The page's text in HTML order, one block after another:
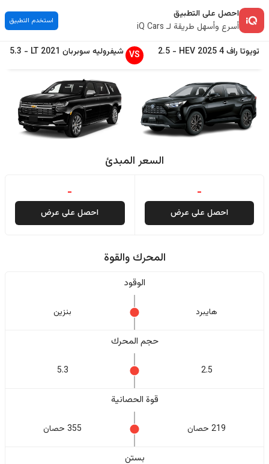
احصل على التطبيق
أسرع وأسهل طريقة لـ iQ Cars
استخدم التطبيق
تويوتا راف 4 2025
HEV
-
2.5
VS شيفروليه سوبربان 2021
LT
-
5.3
السعر المبدئ
-
احصل على عرض
-
احصل على عرض
المحرك والقوة
الوقود
هايبرد بنزين
حجم المحرك
2.5
5.3
قوة الحصانية
219 حصان 355 حصان
بستن